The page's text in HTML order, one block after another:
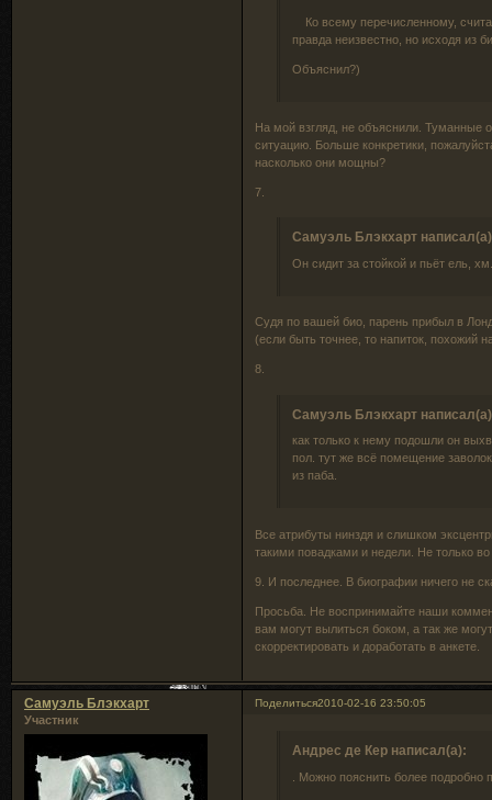
Ко всему перечисленному,
правда неизвестно, но исходя из
Объяснил?)
На мой взгляд, не объяснили. Туманные
ситуацию. Больше конкретики,
насколько они мощны?
7.
Самуэль Блэкхарт
Он сидит за стойкой и пьёт ель,
Судя по вашей био, парень прибыл в
(если быть точнее, то напиток, похожий
8.
Самуэль Блэкхарт
как только к нему подошли он
пол. тут же всё помещение
из паба.
Все атрибуты нинздя и слишком
такими повадками и недели. Не только
9. И последнее. В биографии ничего не
Просьба. Не воспринимайте наши
вам могут вылиться боком, а так же
скорректировать и доработать в анкете.
Поделиться2010-02-16 23:50:05
Самуэль Блэкхарт
Участник
Андрес де Кер написал(а):
. Можно пояснить более подробно